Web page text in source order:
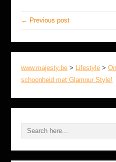
← Previous post
www.majesty.be > Lifestyle >
schoonheid met Glamour Style!